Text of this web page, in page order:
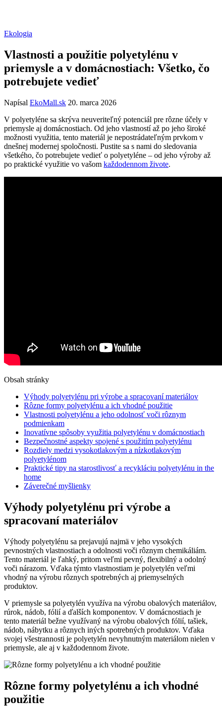
Ekologia
Vlastnosti a použitie polyetylénu v
priemysle a v domácnostiach: Všetko, čo
potrebujete vedieť
Napísal EkoMall.sk 20. marca 2026
V polyetyléne sa skrýva neuveriteľný potenciál pre rôzne účely v
priemysle aj domácnostiach. Od jeho vlastností až po jeho široké
možnosti využitia, tento materiál je nepostrádateľným prvkom v
dnešnej modernej spoločnosti. Pustite sa s nami do sledovania
všetkého, čo potrebujete vedieť o polyetyléne – od jeho výroby až
po praktické využitie vo vašom každodennom živote.
Obsah stránky
Výhody polyetylénu pri výrobe a spracovaní materiálov
Rôzne formy polyetylénu a ich vhodné použitie
Vlastnosti polyetylénu a jeho odolnosť voči rôznym
podmienkam
Inovatívne spôsoby využitia polyetylénu v domácnostiach
Bezpečnostné aspekty spojené s použitím polyetylénu
Rozdiely medzi vysokotlakovým a nízkotlakovým
polyetylénom
Praktické tipy na starostlivosť a recykláciu polyetylénu in the
home
Záverečné myšlienky
Výhody polyetylénu pri výrobe a
spracovaní materiálov
Výhody polyetylénu sa prejavujú najmä v jeho vysokých
pevnostných vlastnostiach a odolnosti voči rôznym chemikáliám.
Tento materiál je ľahký, pritom veľmi pevný, flexibilný a odolný
voči nárazom. Vďaka týmto vlastnostiam je polyetylén veľmi
vhodný na výrobu rôznych spotrebných aj priemyselných
produktov.
V priemysle sa polyetylén využíva na výrobu obalových materiálov,
rúrok, nádob, fólií a ďalších komponentov. V domácnostiach je
tento materiál bežne využívaný na výrobu obalových fólií, tašiek,
nádob, nábytku a rôznych iných spotrebných produktov. Vďaka
svojej všestrannosti je polyetylén nevyhnutným materiálom nielen v
priemysle, ale aj v každodennom živote.
Rôzne formy polyetylénu a ich vhodné
použitie